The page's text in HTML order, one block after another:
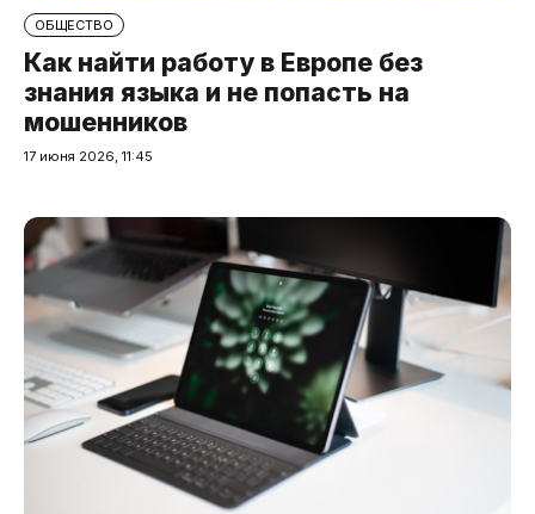
ОБЩЕСТВО
Как найти работу в Европе без
знания языка и не попасть на
мошенников
17 июня 2026, 11:45